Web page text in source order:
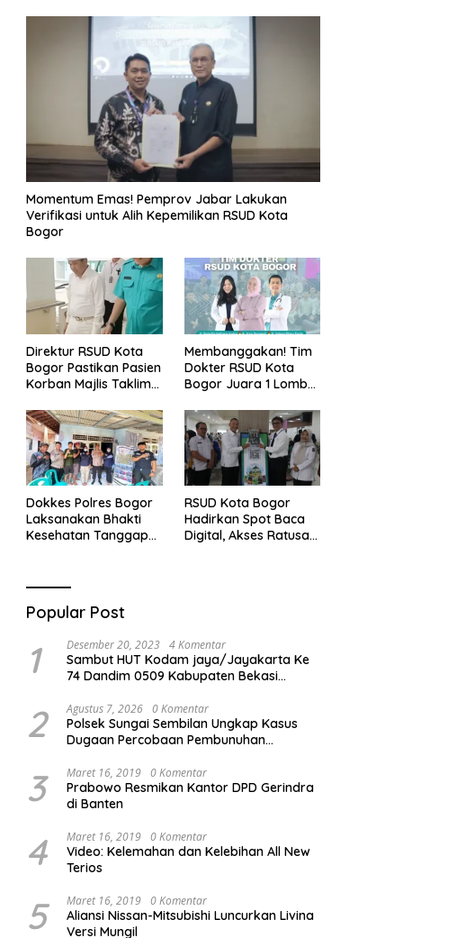
Momentum Emas! Pemprov Jabar Lakukan
Verifikasi untuk Alih Kepemilikan RSUD Kota
Bogor
Direktur RSUD Kota
Bogor Pastikan Pasien
Korban Majlis Taklim
Mendapatkan
Perawatan Maksimal
Membanggakan! Tim
Dokter RSUD Kota
Bogor Juara 1 Lomba
Pengakuan di Pentas
Medis Se-Bogor
Dokkes Polres Bogor
Laksanakan Bhakti
Kesehatan Tanggap
RSUD Kota Bogor
Hadirkan Spot Baca
Digital, Akses Ratusan
Popular Post
1 Desember 20, 2023 4 Komentar
Sambut HUT Kodam jaya/Jayakarta Ke
74 Dandim 0509 Kabupaten Bekasi
Yatim-Piatu
2 Agustus 7, 2026 0 Komentar
Polsek Sungai Sembilan Ungkap Kasus
Dugaan Percobaan Pembunuhan
Diamankan
3 Maret 16, 2019 0 Komentar
Prabowo Resmikan Kantor DPD Gerindra
di Banten
4 Maret 16, 2019 0 Komentar
Video: Kelemahan dan Kelebihan All New
Terios
5 Maret 16, 2019 0 Komentar
Aliansi Nissan-Mitsubishi Luncurkan Livina
Versi Mungil